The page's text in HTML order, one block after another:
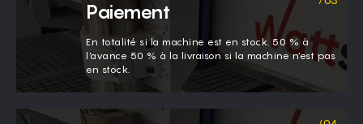
Paiement
En totalité si la machine est en stock. 50 % à
l'avance 50 % à la livraison si la machine n'est pas
en stock.